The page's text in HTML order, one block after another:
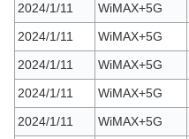
2024/1/11
WiMAX+5G
2024/1/11
WiMAX+5G
2024/1/11
WiMAX+5G
2024/1/11
WiMAX+5G
2024/1/11
WiMAX+5G